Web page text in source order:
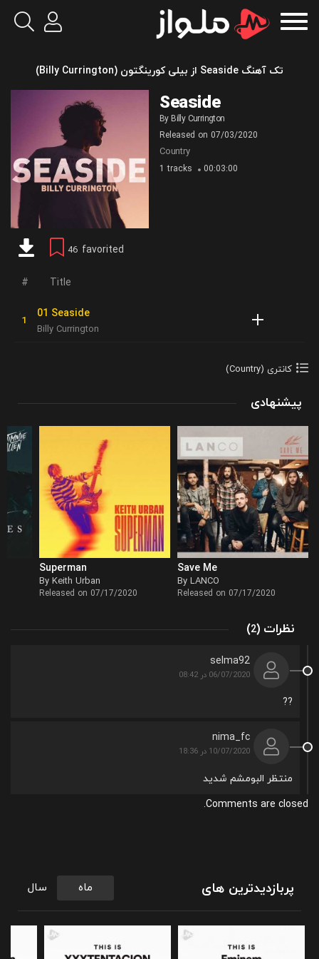
تک آهنگ Seaside از بیلی کورینگتون (Billy Currington)
Seaside
By Billy Currington
Released on 07/03/2020
Country
1 tracks 00:03:00
46 favorited
Title
01 Seaside
Billy Currington
کانتری (Country)
پیشنهادی
Save Me
By LANCO
Released on 07/17/2020
Superman
By Keith Urban
Released on 07/17/2020
(2) نظرات
selma92
06/07/2020 در 08:42
??
nima_fc
10/07/2020 در 18:36
منتظر البومشم شدید
Comments are closed.
پربازدیدترین های ماه سال